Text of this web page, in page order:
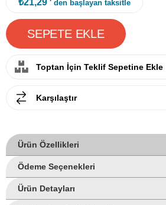
₺21,29 ' den başlayan taksitle
Toptan İçin Teklif Sepetine Ekle
Karşılaştır
Ürün Özellikleri
Ödeme Seçenekleri
Ürün Detayları